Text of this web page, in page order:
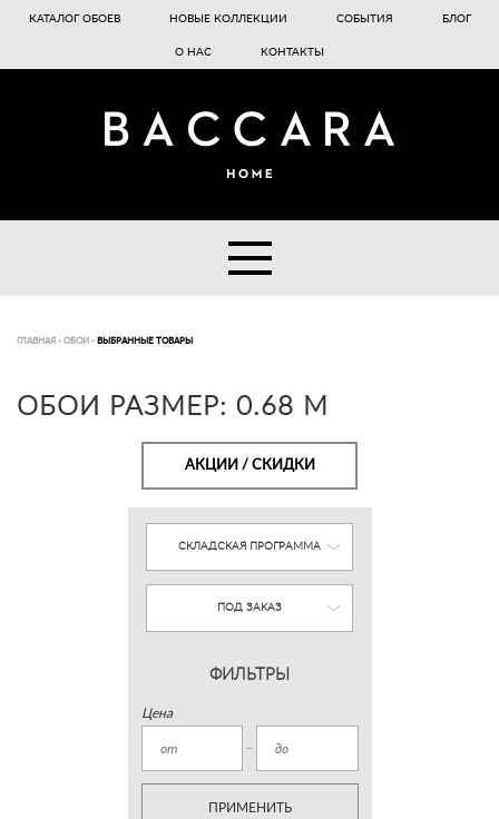
КАТАЛОГ ОБОЕВ НОВЫЕ КОЛЛЕКЦИИ СОБЫТИЯ БЛОГ
О НАС КОНТАКТЫ
ГЛАВНАЯ - ОБОИ - ВЫБРАННЫЕ ТОВАРЫ
ОБОИ РАЗМЕР: 0.68 M
АКЦИИ / СКИДКИ
СКЛАДСКАЯ ПРОГРАММА
ПОД ЗАКАЗ
ФИЛЬТРЫ
Цена
ПРИМЕНИТЬ